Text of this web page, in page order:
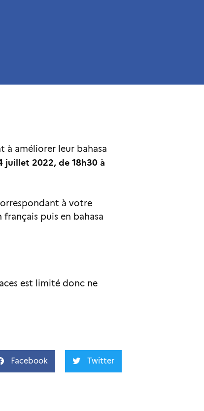
à améliorer leur bahasa
juillet 2022, de 18h30 à
à votre
français puis en bahasa
est limité donc ne
Facebook Twitter